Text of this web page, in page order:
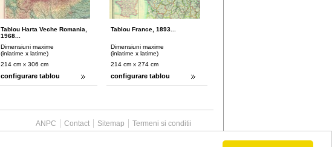
Tablou Harta Veche Romania,
1968...
Dimensiuni maxime
(inlatime x latime)
214 cm x 306 cm
configurare tablou
Tablou France, 1893...
Dimensiuni maxime
(inlatime x latime)
214 cm x 274 cm
configurare tablou
ANPC Contact Sitemap Termeni si conditii